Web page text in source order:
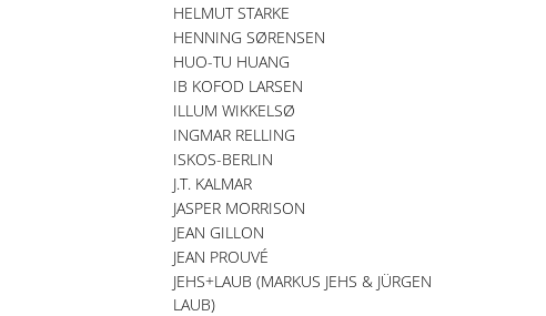
HELMUT STARKE
HENNING SØRENSEN
HUO-TU HUANG
IB KOFOD LARSEN
ILLUM WIKKELSØ
INGMAR RELLING
ISKOS-BERLIN
J.T. KALMAR
JASPER MORRISON
JEAN GILLON
JEAN PROUVÉ
JEHS+LAUB (MARKUS JEHS & JÜRGEN
LAUB)